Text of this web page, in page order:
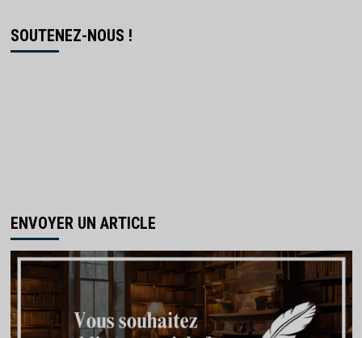
SOUTENEZ-NOUS !
ENVOYER UN ARTICLE